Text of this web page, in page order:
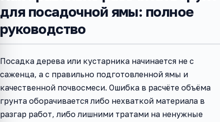
для посадочной ямы: полное
руководство
Посадка дерева или кустарника начинается не с
саженца, а с правильно подготовленной ямы и
качественной почвосмеси. Ошибка в расчёте объёма
грунта оборачивается либо нехваткой материала в
разгар работ, либо лишними тратами на ненужные